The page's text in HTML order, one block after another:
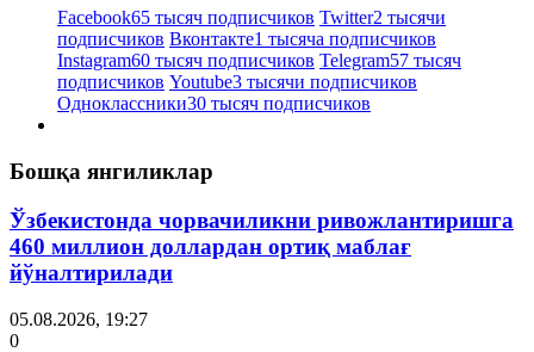
Facebook65 тысяч подписчиков Twitter2 тысячи
подписчиков Вконтакте1 тысяча подписчиков
Instagram60 тысяч подписчиков Telegram57 тысяч
подписчиков Youtube3 тысячи подписчиков
Одноклассники30 тысяч подписчиков
Бошқа янгиликлар
Ўзбекистонда чорвачиликни ривожлантиришга
460 миллион доллардан ортиқ маблағ
йўналтирилади
05.08.2026, 19:27
0